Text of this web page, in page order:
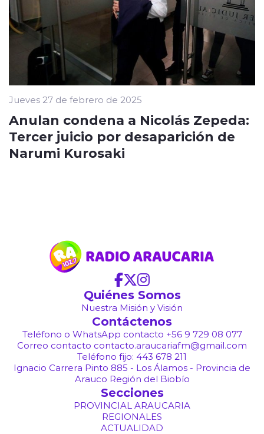
Jueves 27 de febrero de 2025
Anulan condena a Nicolás Zepeda:
Tercer juicio por desaparición de
Narumi Kurosaki
Quiénes Somos
Nuestra Misión y Visión
Contáctenos
Teléfono o WhatsApp contacto +56 9 729 08 077
Correo contacto contacto.araucariafm@gmail.com
Teléfono fijo: 443 678 211
Ignacio Carrera Pinto 885 - Los Álamos - Provincia de
Arauco Región del Biobío
Secciones
PROVINCIAL ARAUCARIA
REGIONALES
ACTUALIDAD